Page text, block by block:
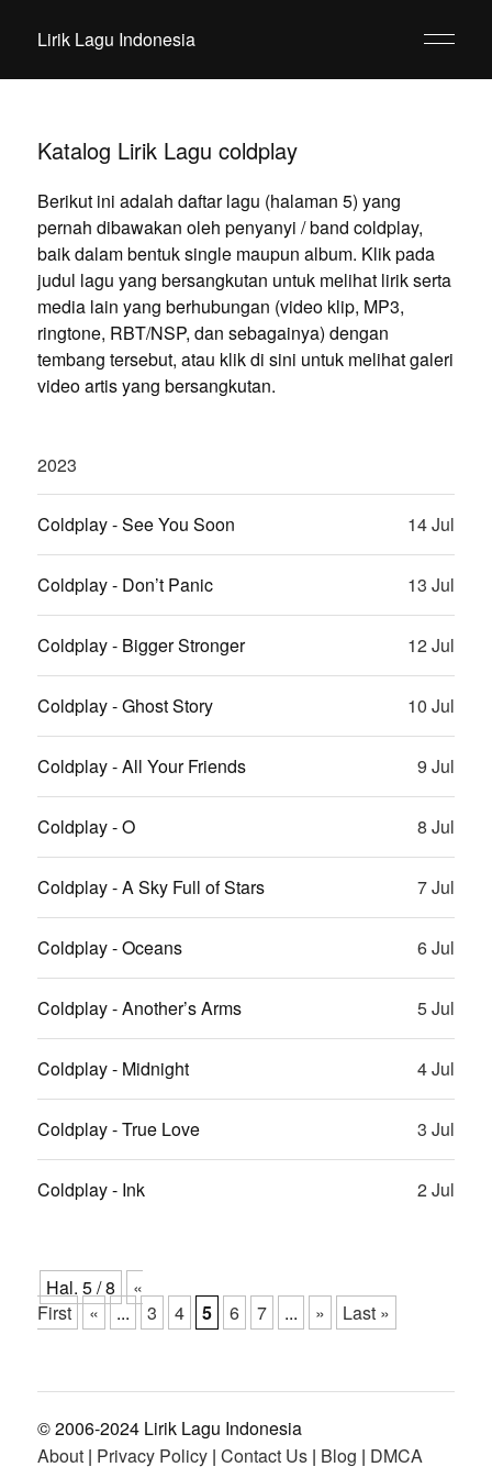
Lirik Lagu Indonesia
Katalog Lirik Lagu coldplay
Berikut ini adalah daftar lagu (halaman 5) yang
pernah dibawakan oleh penyanyi / band coldplay,
baik dalam bentuk single maupun album. Klik pada
judul lagu yang bersangkutan untuk melihat lirik serta
media lain yang berhubungan (video klip, MP3,
ringtone, RBT/NSP, dan sebagainya) dengan
tembang tersebut, atau klik di sini untuk melihat galeri
video artis yang bersangkutan.
2023
Coldplay - See You Soon 14 Jul
Coldplay - Don’t Panic 13 Jul
Coldplay - Bigger Stronger 12 Jul
Coldplay - Ghost Story 10 Jul
Coldplay - All Your Friends 9 Jul
Coldplay - O 8 Jul
Coldplay - A Sky Full of Stars 7 Jul
Coldplay - Oceans 6 Jul
Coldplay - Another’s Arms 5 Jul
Coldplay - Midnight 4 Jul
Coldplay - True Love 3 Jul
Coldplay - Ink 2 Jul
Hal. 5 / 8
«
First
« ... 3 4 5 6 7 ... » Last »
© 2006-2024 Lirik Lagu Indonesia
About| Privacy Policy| Contact Us| Blog | DMCA